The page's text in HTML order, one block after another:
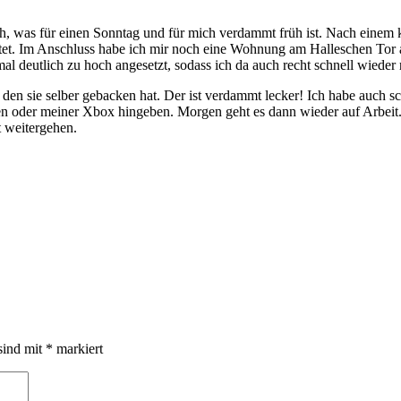
was für einen Sonntag und für mich verdammt früh ist. Nach
Im Anschluss habe ich mir noch eine Wohnung am Halleschen
zu hoch angesetzt, sodass ich da auch recht schnell wieder
sie selber gebacken hat. Der ist verdammt lecker! Ich habe auch
oder meiner Xbox hingeben. Morgen geht es dann wieder auf
mit * markiert